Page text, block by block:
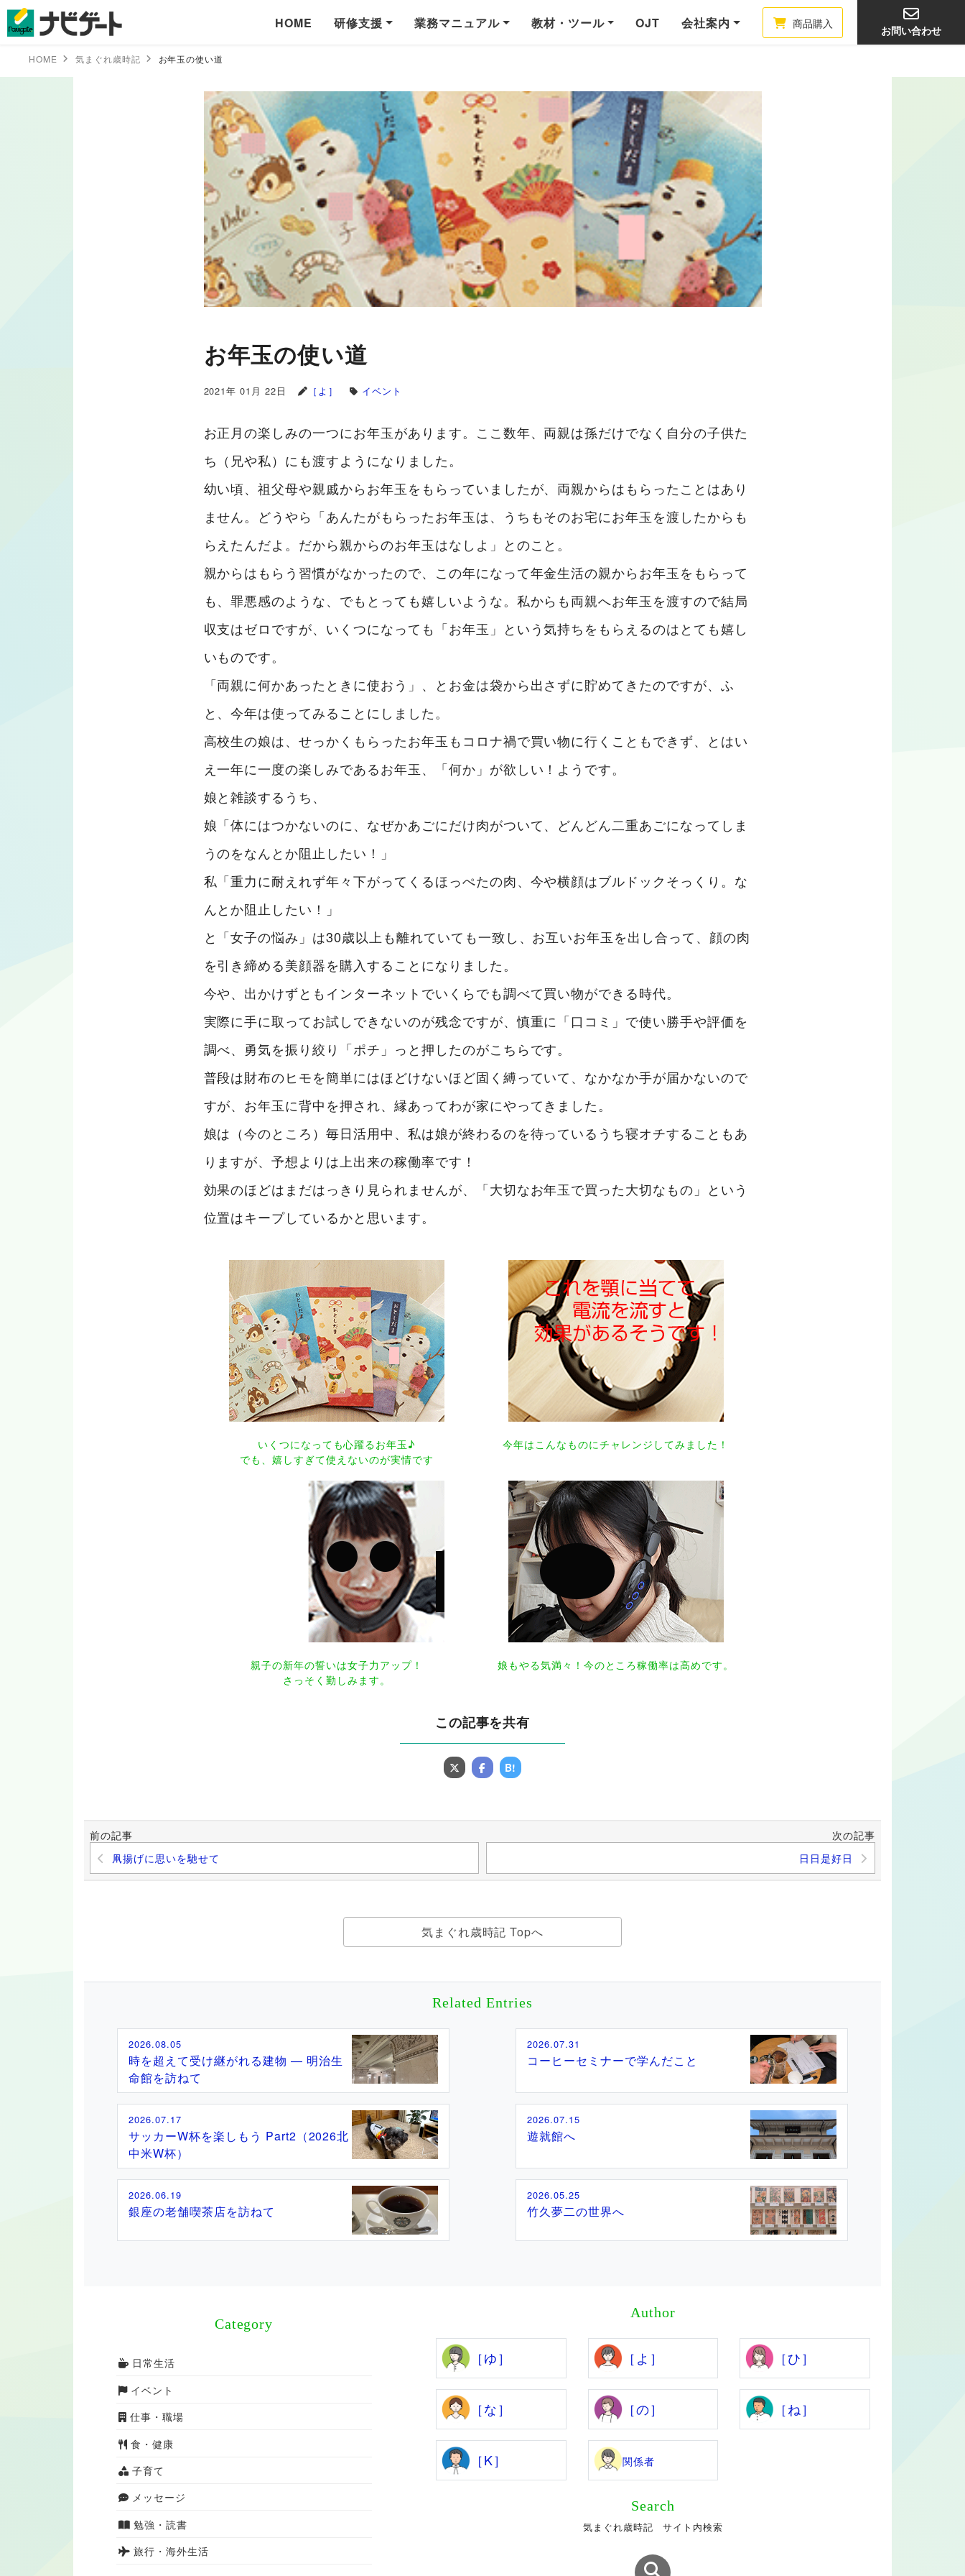
HOME 研修支援 業務マニュアル 教材・ツール OJT 会社案内 商品購入
お問い合わせ
HOME 気まぐれ歳時記 お年玉の使い道
お年玉の使い道
2021年 01月 22日 ［よ］ イベント
お正月の楽しみの一つにお年玉があります。ここ数年、両親は孫だけでなく自分の子供た
ち（兄や私）にも渡すようになりました。
幼い頃、祖父母や親戚からお年玉をもらっていましたが、両親からはもらったことはあり
ません。どうやら「あんたがもらったお年玉は、うちもそのお宅にお年玉を渡したからも
らえたんだよ。だから親からのお年玉はなしよ」とのこと。
親からはもらう習慣がなかったので、この年になって年金生活の親からお年玉をもらって
も、罪悪感のような、でもとっても嬉しいような。私からも両親へお年玉を渡すので結局
収支はゼロですが、いくつになっても「お年玉」という気持ちをもらえるのはとても嬉し
いものです。
「両親に何かあったときに使おう」、とお金は袋から出さずに貯めてきたのですが、ふ
と、今年は使ってみることにしました。
高校生の娘は、せっかくもらったお年玉もコロナ禍で買い物に行くこともできず、とはい
え一年に一度の楽しみであるお年玉、「何か」が欲しい！ようです。
娘と雑談するうち、
娘「体にはつかないのに、なぜかあごにだけ肉がついて、どんどん二重あごになってしま
うのをなんとか阻止したい！」
私「重力に耐えれず年々下がってくるほっぺたの肉、今や横顔はブルドックそっくり。な
んとか阻止したい！」
と「女子の悩み」は30歳以上も離れていても一致し、お互いお年玉を出し合って、顔の肉
を引き締める美顔器を購入することになりました。
今や、出かけずともインターネットでいくらでも調べて買い物ができる時代。
実際に手に取ってお試しできないのが残念ですが、慎重に「口コミ」で使い勝手や評価を
調べ、勇気を振り絞り「ポチ」っと押したのがこちらです。
普段は財布のヒモを簡単にはほどけないほど固く縛っていて、なかなか手が届かないので
すが、お年玉に背中を押され、縁あってわが家にやってきました。
娘は（今のところ）毎日活用中、私は娘が終わるのを待っているうち寝オチすることもあ
りますが、予想よりは上出来の稼働率です！
効果のほどはまだはっきり見られませんが、「大切なお年玉で買った大切なもの」という
位置はキープしているかと思います。
いくつになっても心躍るお年玉♪
でも、嬉しすぎて使えないのが実情です
今年はこんなものにチャレンジしてみました！
親子の新年の誓いは女子力アップ！
さっそく勤しみます。
娘もやる気満々！今のところ稼働率は高めです。
この記事を共有
B!
前の記事
凧揚げに思いを馳せて
次の記事
日日是好日
気まぐれ歳時記 Topへ
Related Entries
2026.08.05
時を超えて受け継がれる建物 ― 明治生
命館を訪ねて
2026.07.31
コーヒーセミナーで学んだこと
2026.07.17
サッカーW杯を楽しもう Part2（2026北
中米W杯）
2026.07.15
遊就館へ
2026.06.19
銀座の老舗喫茶店を訪ねて
2026.05.25
竹久夢二の世界へ
Category
日常生活
イベント
仕事・職場
食・健康
子育て
メッセージ
勉強・読書
旅行・海外生活
Author
［ゆ］ ［よ］ ［ひ］
［な］ ［の］ ［ね］
［K］ 関係者
Search
気まぐれ歳時記 サイト内検索